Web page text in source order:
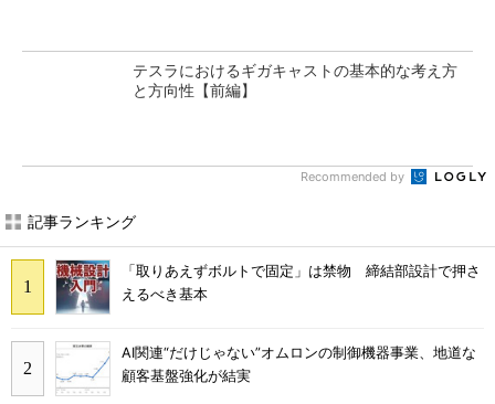
テスラにおけるギガキャストの基本的な考え方
と方向性【前編】
Recommended by
記事ランキング
「取りあえずボルトで固定」は禁物 締結部設計で押さ
えるべき基本
AI関連“だけじゃない”オムロンの制御機器事業、地道な
顧客基盤強化が結実